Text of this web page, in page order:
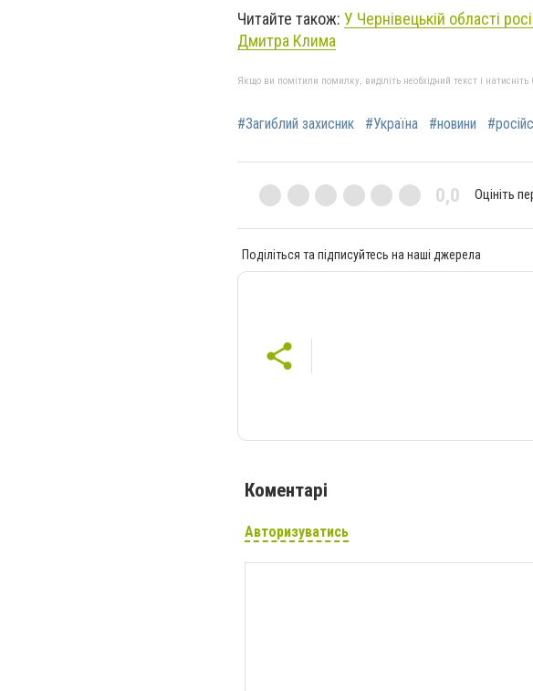
Читайте також: У Чернівецькій області
Дмитра Клима
Якщо ви помітили помилку, виділіть необхідний текст і
#Загиблий захисник #Україна #новини
0,0 Оцініть
Поділіться та підписуйтесь на наші джерела
Коментарі
Авторизуватись